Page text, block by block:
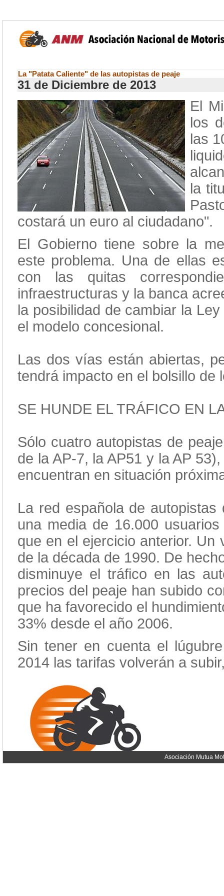
La "Patata Caliente" de las autopistas de peaje
31 de Diciembre de 2013
El
los
las
la
costará un euro al ciudadano".
El Gobierno tiene sobre la
este problema. Una de ellas
con las quitas
infraestructuras y la banca
la posibilidad de cambiar la
el modelo concesional.
Las dos vías están abiertas,
tendrá impacto en el bolsillo de
SE HUNDE EL TRÁFICO EN
Sólo cuatro autopistas de
de la AP-7, la AP51 y la AP
encuentran en situación
La red española de
una media de 16.000
que en el ejercicio anterior. Un
de la década de 1990. De
disminuye el tráfico en las
precios del peaje han subido
que ha favorecido el
33% desde el año 2006.
Sin tener en cuenta el
2014 las tarifas volverán a
Asociación Mutua